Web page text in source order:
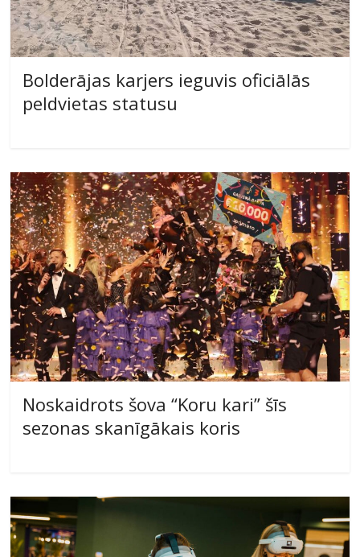
Bolderājas karjers ieguvis oficiālās
peldvietas statusu
Noskaidrots šova “Koru kari” šīs
sezonas skanīgākais koris